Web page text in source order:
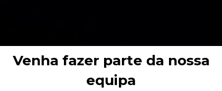
Venha fazer parte da nossa
equipa